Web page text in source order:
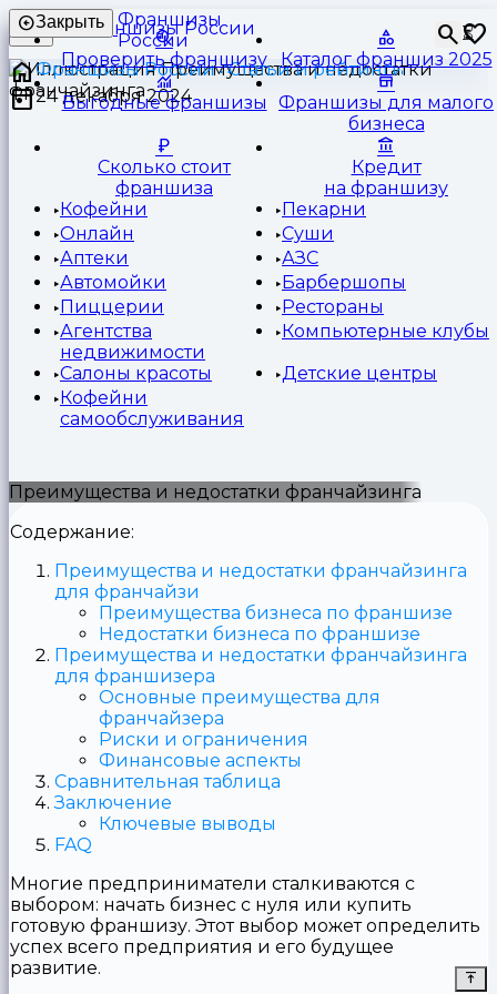
Франшизы
России
⏳
Закрыть
Проверить франшизу Каталог франшиз 2025
Выгодные франшизы
Франшизы для малого
бизнеса
Сколько стоит
франшиза
Кредит
на франшизу
Кофейни
Пекарни
Онлайн
Суши
Аптеки
АЗС
Автомойки
Барбершопы
Пиццерии
Рестораны
Агентства
недвижимости
Компьютерные клубы
Салоны красоты
Детские центры
Кофейни
самообслуживания
Франшизы России
Статьи и рейтинги
24 декабря 2024
Преимущества и недостатки франчайзинга
Содержание:
Преимущества и недостатки франчайзинга
для франчайзи
Преимущества бизнеса по франшизе
Недостатки бизнеса по франшизе
Преимущества и недостатки франчайзинга
для франшизера
Основные преимущества для
франчайзера
Риски и ограничения
Финансовые аспекты
Сравнительная таблица
Заключение
Ключевые выводы
FAQ
Многие предприниматели сталкиваются с
выбором: начать бизнес с нуля или купить
готовую франшизу. Этот выбор может определить
успех всего предприятия и его будущее
развитие.